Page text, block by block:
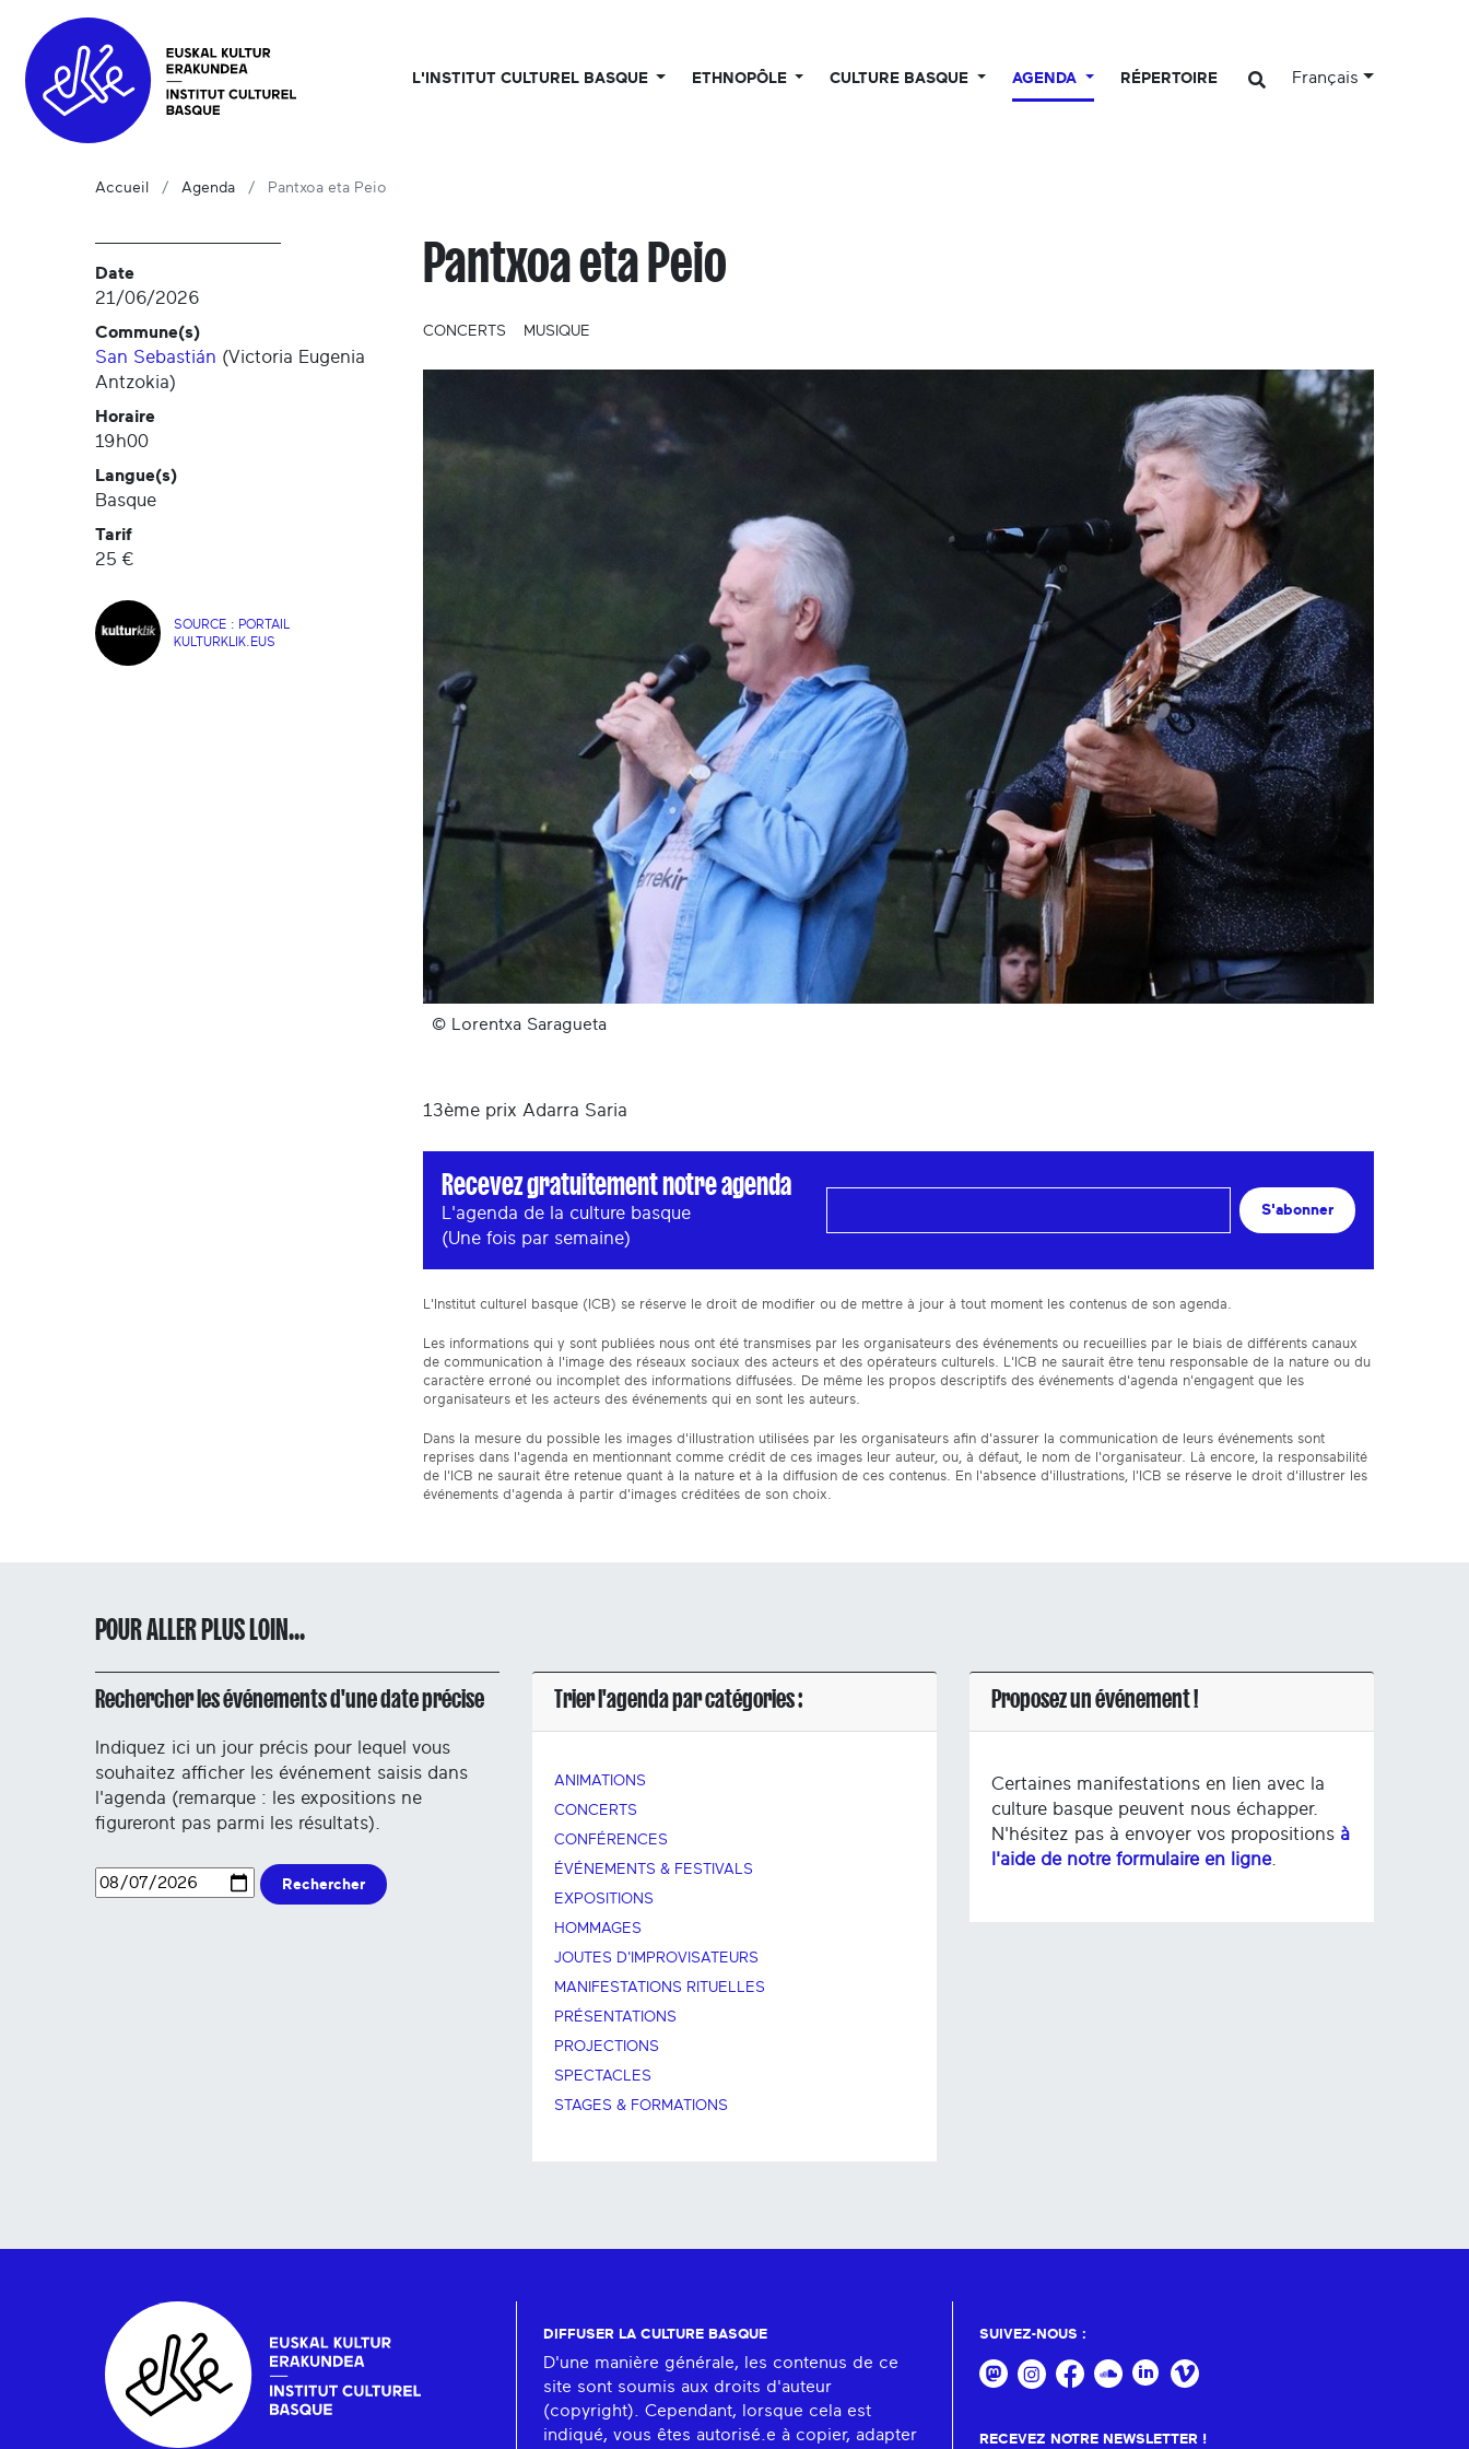
L'INSTITUT CULTUREL BASQUE ETHNOPÔLE CULTURE BASQUE AGENDA RÉPERTOIRE Français
Accueil Agenda Pantxoa eta Peio
Date
21/06/2026
Commune(s)
San Sebastián (Victoria Eugenia
Antzokia)
Horaire
19h00
Langue(s)
Basque
Tarif
25 €
SOURCE : PORTAIL
KULTURKLIK.EUS
Pantxoa eta Peio
CONCERTS MUSIQUE
© Lorentxa Saragueta
13ème prix Adarra Saria
Recevez gratuitement notre agenda
L'agenda de la culture basque
(Une fois par semaine)
S'abonner
L'Institut culturel basque (ICB) se réserve le droit de modifier ou de mettre à jour à tout moment les contenus de son agenda.
Les informations qui y sont publiées nous ont été transmises par les organisateurs des événements ou recueillies par le biais de différents canaux
de communication à l'image des réseaux sociaux des acteurs et des opérateurs culturels. L'ICB ne saurait être tenu responsable de la nature ou du
caractère erroné ou incomplet des informations diffusées. De même les propos descriptifs des événements d'agenda n'engagent que les
organisateurs et les acteurs des événements qui en sont les auteurs.
Dans la mesure du possible les images d'illustration utilisées par les organisateurs afin d'assurer la communication de leurs événements sont
reprises dans l'agenda en mentionnant comme crédit de ces images leur auteur, ou, à défaut, le nom de l'organisateur. Là encore, la responsabilité
de l'ICB ne saurait être retenue quant à la nature et à la diffusion de ces contenus. En l'absence d'illustrations, l'ICB se réserve le droit d'illustrer les
événements d'agenda à partir d'images créditées de son choix.
POUR ALLER PLUS LOIN...
Rechercher les événements d'une date précise
Indiquez ici un jour précis pour lequel vous
souhaitez afficher les événement saisis dans
l'agenda (remarque : les expositions ne
figureront pas parmi les résultats).
Rechercher
Trier l'agenda par catégories :
ANIMATIONS
CONCERTS
CONFÉRENCES
ÉVÉNEMENTS & FESTIVALS
EXPOSITIONS
HOMMAGES
JOUTES D'IMPROVISATEURS
MANIFESTATIONS RITUELLES
PRÉSENTATIONS
PROJECTIONS
SPECTACLES
STAGES & FORMATIONS
Proposez un événement !
Certaines manifestations en lien avec la
culture basque peuvent nous échapper.
N'hésitez pas à envoyer vos propositions à
l'aide de notre formulaire en ligne.
DIFFUSER LA CULTURE BASQUE
D'une manière générale, les contenus de ce
site sont soumis aux droits d'auteur
(copyright). Cependant, lorsque cela est
indiqué, vous êtes autorisé.e à copier, adapter
SUIVEZ-NOUS :
RECEVEZ NOTRE NEWSLETTER !